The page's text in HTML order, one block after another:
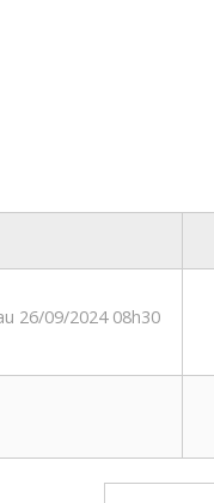
26/09/2024 08h30